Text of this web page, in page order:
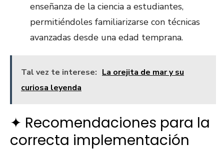
enseñanza de la ciencia a estudiantes,
permitiéndoles familiarizarse con técnicas
avanzadas desde una edad temprana.
Tal vez te interese: La orejita de mar y su
curiosa leyenda
✦ Recomendaciones para la
correcta implementación